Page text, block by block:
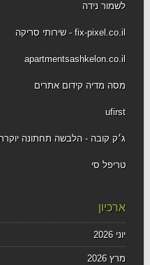
לשמור נידה
fix-pixel.co.il - שירותי סריקה
apartmentsashkelon.co.il
מסה מדיה קידום אתרים
ufirst
ג׳ק קובה - הלבשה תחתונה
טריפל סי
ארכיון
יוני 2026
מרץ 2026